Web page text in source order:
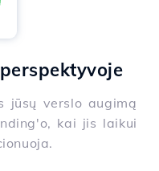
jūsų verslo augimą
kai jis laikui